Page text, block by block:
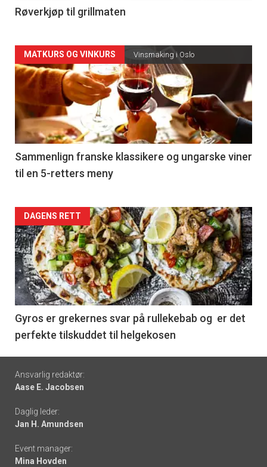
4
Røverkjøp til grillmaten
Forsiden
akkurat
nå
-
5
MATKURS OG VINKURS Vinsmaking i Oslo
Sammenlign franske klassikere og ungarske viner
til en 5-retters meny
Forsiden
akkurat
nå
-
6
DAGENS RETT
Gyros er grekernes svar på rullekebab og er det
perfekte tilskuddet til helgekosen
Footer
-
links
Ansvarlig redaktør:
Aase E. Jacobsen
Daglig leder:
Jan H. Amundsen
Event manager:
Mina Hovden